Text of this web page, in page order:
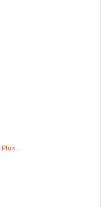
Plus ...